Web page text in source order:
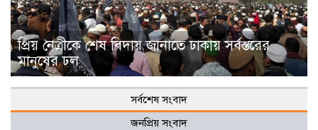
প্রিয় নেত্রীকে শেষ বিদায় জানাতে ঢাকায় সর্বস্তরের
মানুষের ঢল
সর্বশেষ সংবাদ
জনপ্রিয় সংবাদ